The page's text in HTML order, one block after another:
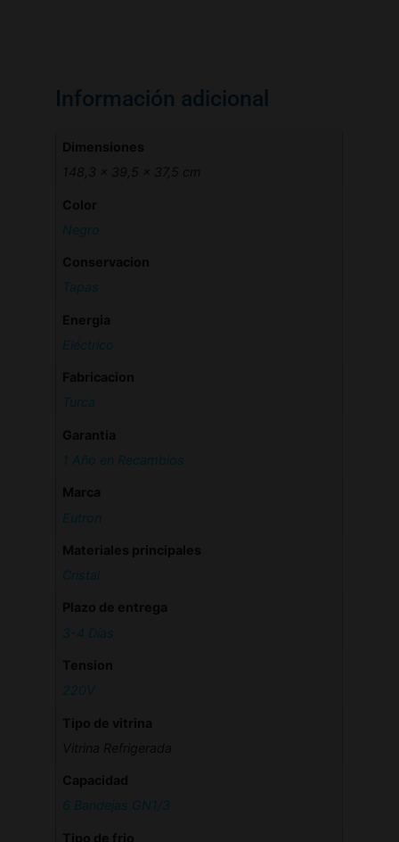
Información adicional
Negro
Tapas
Eléctrico
Turca
1 Año en Recambios
Eutron
Cristal
3-4 Días
220V
6 Bandejas GN1/3